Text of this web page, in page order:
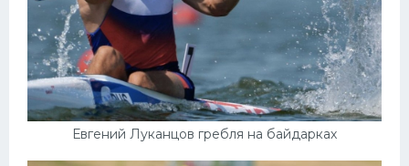
Евгений Луканцов гребля на байдарках